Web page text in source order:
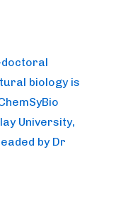
doctoral
biology is
University,
by Dr